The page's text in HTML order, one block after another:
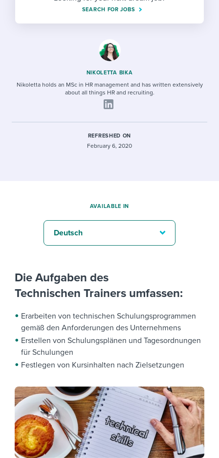
SEARCH FOR JOBS
NIKOLETTA BIKA
Nikoletta holds an MSc in HR management and has written extensively
about all things HR and recruiting.
REFRESHED ON
February 6, 2020
Die Aufgaben des
Technischen Trainers umfassen:
Erarbeiten von technischen Schulungsprogrammen
gemäß den Anforderungen des Unternehmens
Erstellen von Schulungsplänen und Tagesordnungen
für Schulungen
Festlegen von Kursinhalten nach Zielsetzungen
AVAILABLE IN
Deutsch